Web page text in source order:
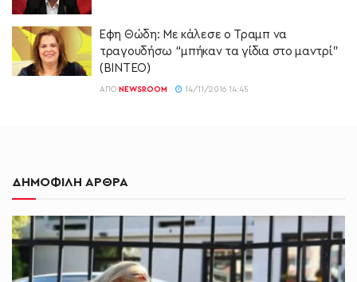
Έφη Θώδη: Με κάλεσε ο Τραμπ να
τραγουδήσω “μπήκαν τα γίδια στο μαντρί”
(ΒΙΝΤΕΟ)
ΑΠΌ NEWSROOM 14/11/2016 14:45
ΔΗΜΟΦΙΛΗ ΑΡΘΡΑ